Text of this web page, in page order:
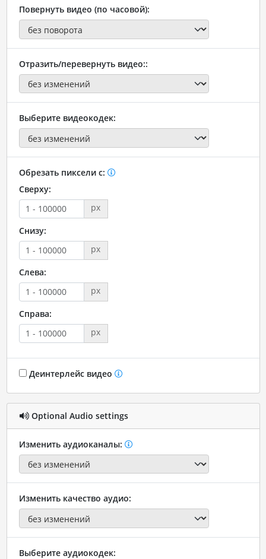
Повернуть видео (по часовой):
Отразить/перевернуть видео::
Выберите видеокодек:
Обрезать пиксели с:
Сверху:
px
Снизу:
px
Слева:
px
Справа:
px
Деинтерлейс видео
Optional Audio settings
Изменить аудиоканалы:
Изменить качество аудио:
Выберите аудиокодек: